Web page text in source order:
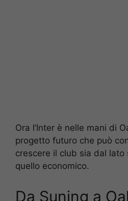
Ora l’Inter è nelle mani di
progetto futuro che può
crescere il club sia dal lato
quello economico.
Da Suning a